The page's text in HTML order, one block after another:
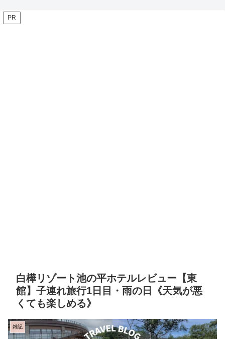
PR
白樺リゾート池の平ホテルレビュー【東
館】子連れ旅行1日目・雨の日《天気が悪
くても楽しめる》
雑記